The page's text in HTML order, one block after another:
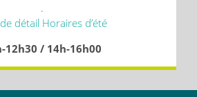
.
détail Horaires d’été
12h30 / 14h-16h00